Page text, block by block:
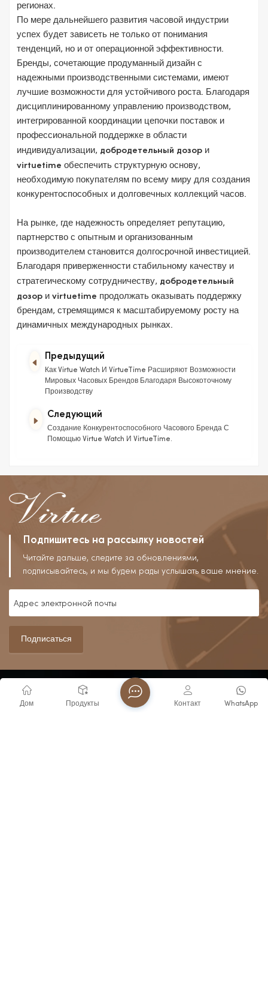
регионах.
По мере дальнейшего развития часовой индустрии
успех будет зависеть не только от понимания
тенденций, но и от операционной эффективности.
Бренды, сочетающие продуманный дизайн с
надежными производственными системами, имеют
лучшие возможности для устойчивого роста. Благодаря
дисциплинированному управлению производством,
интегрированной координации цепочки поставок и
профессиональной поддержке в области
индивидуализации, добродетельный дозор и
virtuetime обеспечить структурную основу,
необходимую покупателям по всему миру для создания
конкурентоспособных и долговечных коллекций часов.
На рынке, где надежность определяет репутацию,
партнерство с опытным и организованным
производителем становится долгосрочной инвестицией.
Благодаря приверженности стабильному качеству и
стратегическому сотрудничеству, добродетельный
дозор и virtuetime продолжать оказывать поддержку
брендам, стремящимся к масштабируемому росту на
динамичных международных рынках.
Предыдущий
Как Virtue Watch И VirtueTime Расширяют Возможности
Мировых Часовых Брендов Благодаря Высокоточному
Производству
Следующий
Создание Конкурентоспособного Часового Бренда С
Помощью Virtue Watch И VirtueTime.
Подпишитесь на рассылку новостей
Читайте дальше, следите за обновлениями,
подписывайтесь, и мы будем рады услышать ваше мнение.
Подписаться
О Нас
Дом Продукты WhatsApp
Контакт